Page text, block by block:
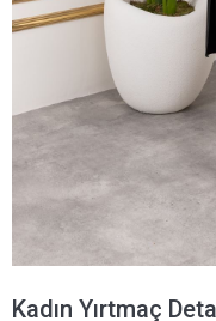
Kadın Yırtmaç